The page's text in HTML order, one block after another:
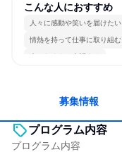
こんな人におすすめ
人々に感動や笑いを届けたい
情熱を持って仕事に取り組む
人とたくさん会話する
募集情報
プログラム内容
プログラム内容